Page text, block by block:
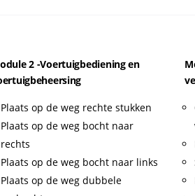
2 -Voertuigbediening en
Plaats op de weg rechte stukken
Plaats op de weg bocht naar
rechts
Plaats op de weg bocht naar links
Plaats op de weg dubbele